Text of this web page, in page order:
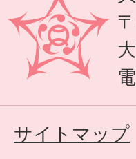
サイトマップ